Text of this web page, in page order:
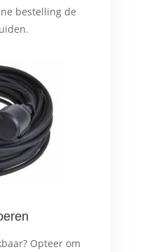
bestelling de
Opteer om